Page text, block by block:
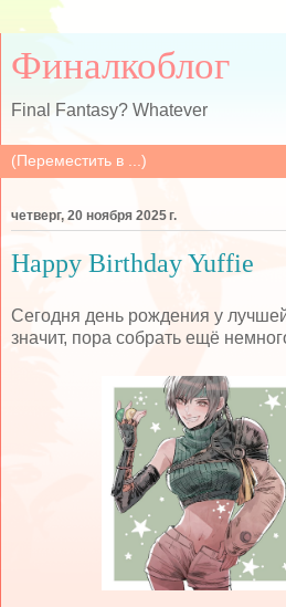
Финалкоблог
Final Fantasy? Whatever
четверг, 20 ноября 2025 г.
Happy Birthday Yuffie
Сегодня день рождения у
значит, пора собрать ещё